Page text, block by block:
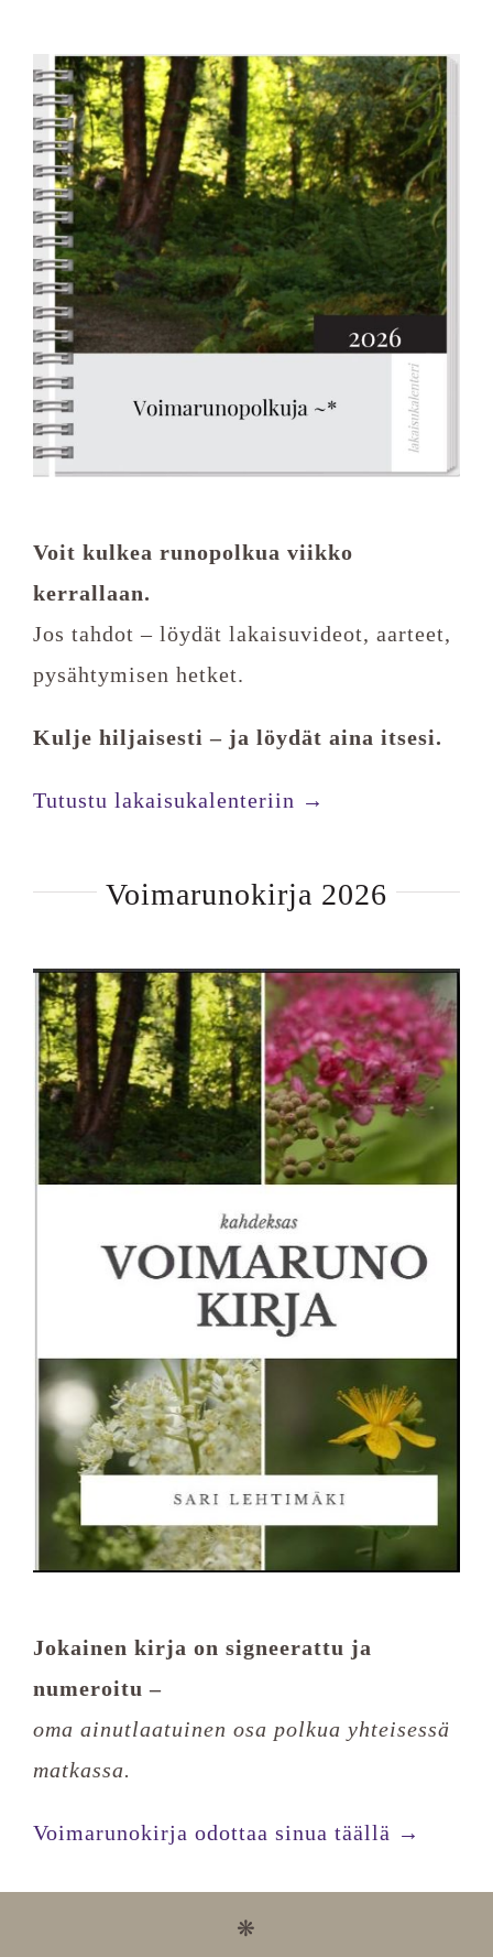
Voit kulkea runopolkua viikko
kerrallaan.
Jos tahdot – löydät lakaisuvideot, aarteet,
pysähtymisen hetket.
Kulje hiljaisesti – ja löydät aina itsesi.
Tutustu lakaisukalenteriin →
Voimarunokirja 2026
Jokainen kirja on signeerattu ja
numeroitu –
oma ainutlaatuinen osa polkua yhteisessä
matkassa.
Voimarunokirja odottaa sinua täällä →
❋